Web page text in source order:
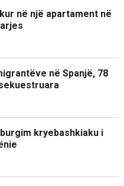
në një apartament në
në Spanjë, 78
kryebashkiaku i